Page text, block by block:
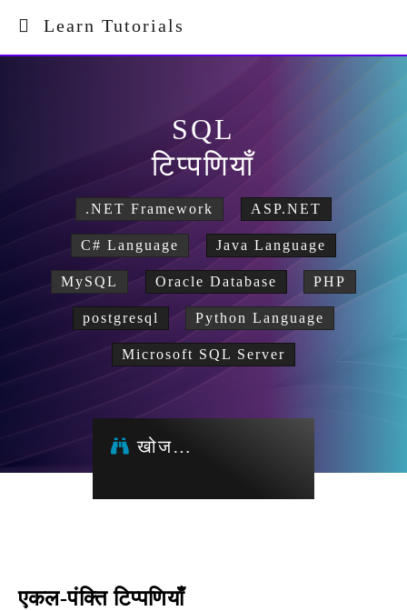
Learn Tutorials
SQL
टिप्पणियाँ
.NET Framework ASP.NET
C# Language Java Language
MySQL Oracle Database PHP
postgresql Python Language
Microsoft SQL Server
खोज…
एकल-पंक्ति टिप्पणियाँ